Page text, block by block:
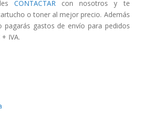
CONTACTARcon nosotros y te
o toner al mejor precio. Además
pagarás gastos de envío para pedidos
IVA.